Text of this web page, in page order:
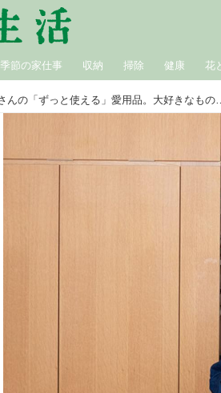
季節の家仕事 収納 掃除 健康 花
作家・小川糸さんの「ずっと使え